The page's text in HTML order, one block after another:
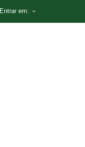
Entrar em: